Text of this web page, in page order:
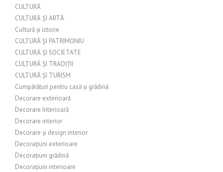
CULTURĂ
CULTURĂ ȘI ARTĂ
Cultură și istorie
CULTURĂ ȘI PATRIMONIU
CULTURĂ ȘI SOCIETATE
CULTURĂ ȘI TRADIȚII
CULTURĂ ȘI TURISM
Cumpărături pentru casă și grădină
Decorare exterioară
Decorare Interioară
Decorare interior
Decorare și design interior
Decorațiuni exterioare
Decorațiuni grădină
Decorațiuni interioare